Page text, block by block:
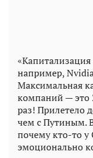
например,
Максимальная
компаний — это
раз! Прилетело
чем с Путиным.
почему кто-то у
эмоционально